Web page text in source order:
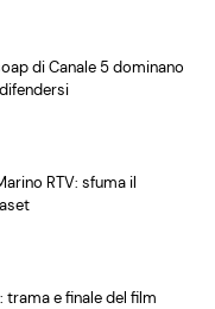
di Canale 5 dominano
RTV: sfuma il
trama e finale del film